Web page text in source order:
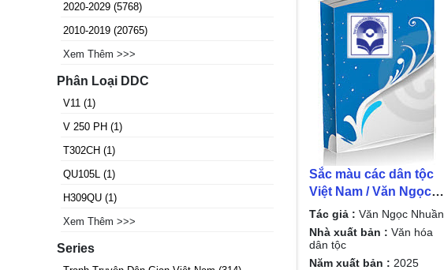
2020-2029 (5768)
2010-2019 (20765)
Xem Thêm >>>
Phân Loại DDC
V11 (1)
V 250 PH (1)
T302CH (1)
QU105L (1)
H309QU (1)
Xem Thêm >>>
Series
Sắc màu các dân tộc
Việt Nam / Văn Ngọc
Nhuần
Tác giả : Văn Ngọc Nhuần
Nhà xuất bản : Văn hóa
dân tộc
Năm xuất bản : 2025